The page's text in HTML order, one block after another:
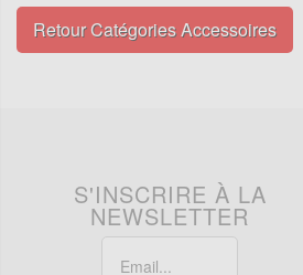
Retour Catégories Accessoires
S'INSCRIRE À LA
NEWSLETTER